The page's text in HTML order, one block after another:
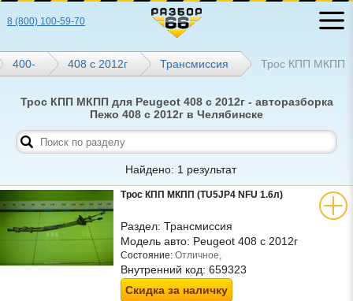
8 (800) 100-59-70
400- 408 с 2012г Трансмиссия Трос КПП МКПП
Трос КПП МКПП для Peugeot 408 с 2012г - авторазборка
Пежо 408 с 2012г в Челябинске
Найдено: 1 результат
Трос КПП МКПП (TU5JP4 NFU 1.6л)
Раздел: Трансмиссия
Модель авто: Peugeot 408 с 2012г
Состояние: Отличное,
Внутренний код: 659323
Скидка за наличку